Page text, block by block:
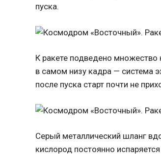
пуска.
К ракете подведено
в самом низу кадра — система
после пуска старт почти не
Серый металлический шланг
кислород постоянно